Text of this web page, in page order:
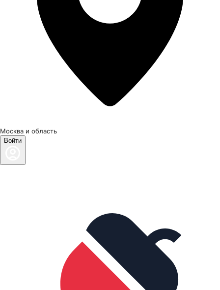
Москва и область
Войти